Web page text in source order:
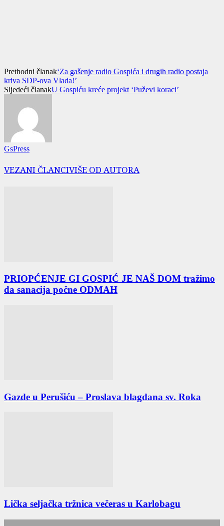
Prethodni članak‘Za gašenje radio Gospića i drugih radio postaja
kriva SDP-ova Vlada!’
Sljedeći članakU Gospiću kreće projekt ‘Puževi koraci’
GsPress
VEZANI ČLANCIVIŠE OD AUTORA
PRIOPĆENJE GI GOSPIĆ JE NAŠ DOM tražimo
da sanacija počne ODMAH
Gazde u Perušiću – Proslava blagdana sv. Roka
Lička seljačka tržnica večeras u Karlobagu